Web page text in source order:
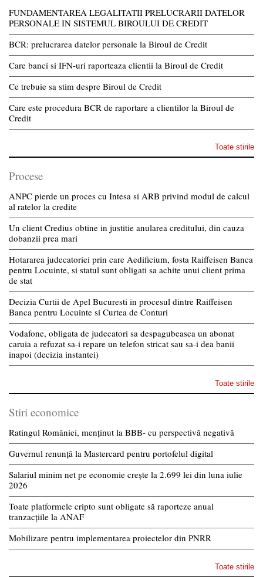
FUNDAMENTAREA LEGALITATII PRELUCRARII DATELOR
PERSONALE IN SISTEMUL BIROULUI DE CREDIT
BCR: prelucrarea datelor personale la Biroul de Credit
Care banci si IFN-uri raporteaza clientii la Biroul de Credit
Ce trebuie sa stim despre Biroul de Credit
Care este procedura BCR de raportare a clientilor la Biroul de
Credit
Toate stirile
Procese
ANPC pierde un proces cu Intesa si ARB privind modul de calcul
al ratelor la credite
Un client Credius obtine in justitie anularea creditului, din cauza
dobanzii prea mari
Hotararea judecatoriei prin care Aedificium, fosta Raiffeisen Banca
pentru Locuinte, si statul sunt obligati sa achite unui client prima
de stat
Decizia Curtii de Apel Bucuresti in procesul dintre Raiffeisen
Banca pentru Locuinte si Curtea de Conturi
Vodafone, obligata de judecatori sa despagubeasca un abonat
caruia a refuzat sa-i repare un telefon stricat sau sa-i dea banii
inapoi (decizia instantei)
Toate stirile
Stiri economice
Ratingul României, menținut la BBB- cu perspectivă negativă
Guvernul renunță la Mastercard pentru portofelul digital
Salariul minim net pe economie crește la 2.699 lei din luna iulie
2026
Toate platformele cripto sunt obligate să raporteze anual
tranzacțiile la ANAF
Mobilizare pentru implementarea proiectelor din PNRR
Toate stirile